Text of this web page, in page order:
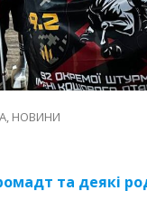
, НОВИНИ
та деякі